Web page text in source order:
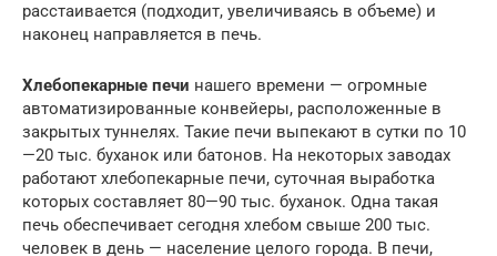
расстаивается (подходит, увеличиваясь в объеме) и
наконец направляется в печь.
Хлебопекарные печи нашего времени — огромные
автоматизированные конвейеры, расположенные в
закрытых туннелях. Такие печи выпекают в сутки по 10
—20 тыс. буханок или батонов. На некоторых заводах
работают хлебопекарные печи, суточная выработка
которых составляет 80—90 тыс. буханок. Одна такая
печь обеспечивает сегодня хлебом свыше 200 тыс.
человек в день — население целого города. В печи,